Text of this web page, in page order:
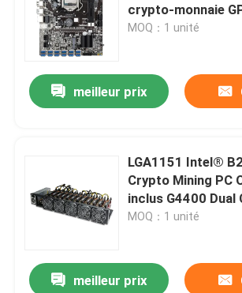
crypto-monnaie
vers PCIE 16X
MOQ：1 unité
meilleur prix
LGA1151 Intel®
Crypto Mining PC
inclus G4400 Dual
MOQ：1 unité
meilleur prix